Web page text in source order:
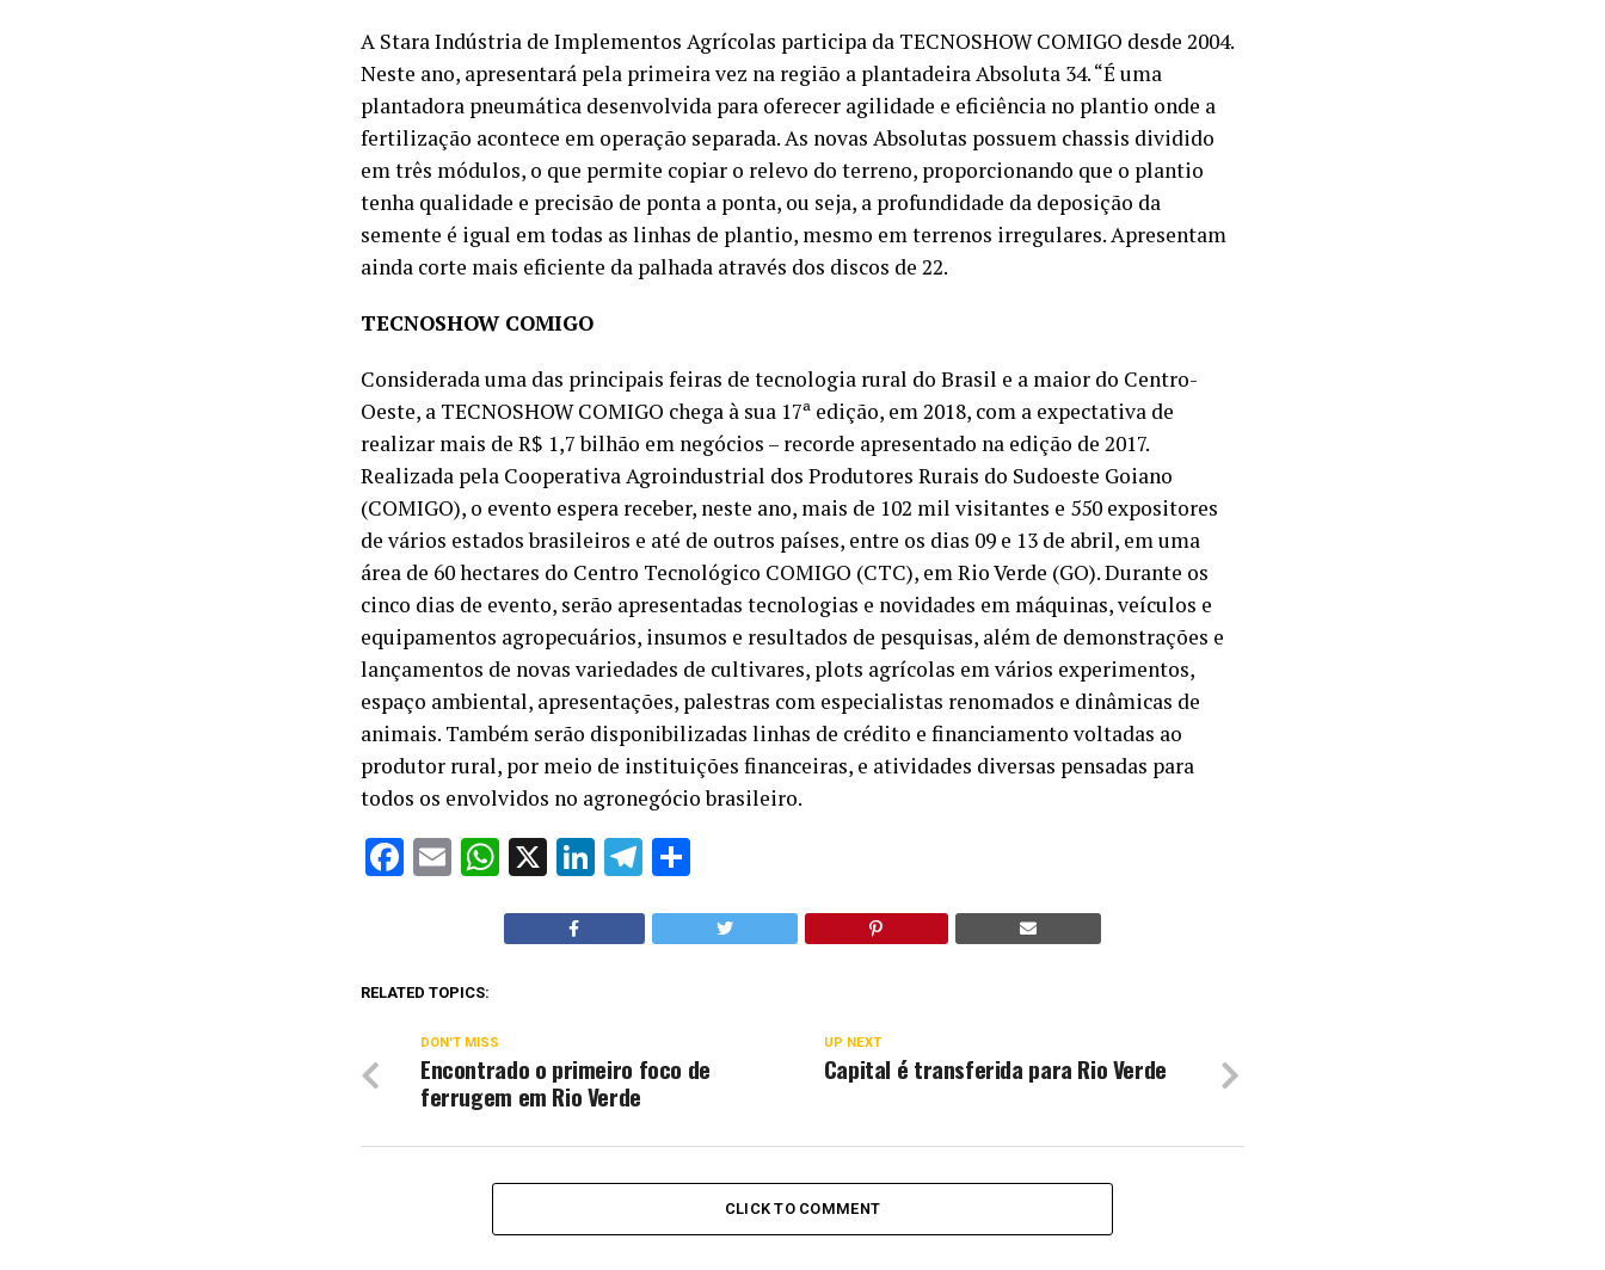
A Stara Indústria de Implementos Agrícolas participa da TECNOSHOW COMIGO desde 2004.
Neste ano, apresentará pela primeira vez na região a plantadeira Absoluta 34. “É uma
plantadora pneumática desenvolvida para oferecer agilidade e eficiência no plantio onde a
fertilização acontece em operação separada. As novas Absolutas possuem chassis dividido
em três módulos, o que permite copiar o relevo do terreno, proporcionando que o plantio
tenha qualidade e precisão de ponta a ponta, ou seja, a profundidade da deposição da
semente é igual em todas as linhas de plantio, mesmo em terrenos irregulares. Apresentam
ainda corte mais eficiente da palhada através dos discos de 22.
TECNOSHOW COMIGO
Considerada uma das principais feiras de tecnologia rural do Brasil e a maior do Centro-
Oeste, a TECNOSHOW COMIGO chega à sua 17ª edição, em 2018, com a expectativa de
realizar mais de R$ 1,7 bilhão em negócios – recorde apresentado na edição de 2017.
Realizada pela Cooperativa Agroindustrial dos Produtores Rurais do Sudoeste Goiano
(COMIGO), o evento espera receber, neste ano, mais de 102 mil visitantes e 550 expositores
de vários estados brasileiros e até de outros países, entre os dias 09 e 13 de abril, em uma
área de 60 hectares do Centro Tecnológico COMIGO (CTC), em Rio Verde (GO). Durante os
cinco dias de evento, serão apresentadas tecnologias e novidades em máquinas, veículos e
equipamentos agropecuários, insumos e resultados de pesquisas, além de demonstrações e
lançamentos de novas variedades de cultivares, plots agrícolas em vários experimentos,
espaço ambiental, apresentações, palestras com especialistas renomados e dinâmicas de
animais. Também serão disponibilizadas linhas de crédito e financiamento voltadas ao
produtor rural, por meio de instituições financeiras, e atividades diversas pensadas para
todos os envolvidos no agronegócio brasileiro.
Facebook
EmailWhatsApp
X LinkedIn
Telegram
RELATED TOPICS:
UP NEXT
Capital é transferida para Rio Verde
DON'T MISS
Encontrado o primeiro foco de
ferrugem em Rio Verde
CLICK TO COMMENT